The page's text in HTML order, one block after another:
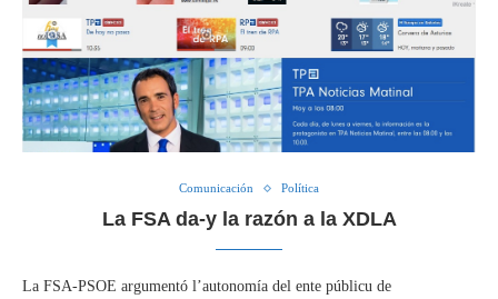
Comunicación Política
La FSA da-y la razón a la XDLA
La FSA-PSOE argumentó l’autonomía del ente públicu de